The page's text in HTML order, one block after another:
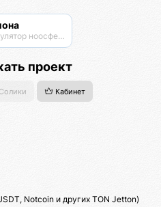
Cимулятор ноосферы
проект
Кабинет
Notcoin и других TON Jetton)